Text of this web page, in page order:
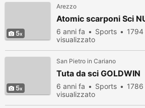
5
Arezzo
Atomic scarponi Sci
6 anni fa Sports
visualizzato
5
San Pietro in Cariano
Tuta da sci GOLDWIN
6 anni fa Sports
visualizzato